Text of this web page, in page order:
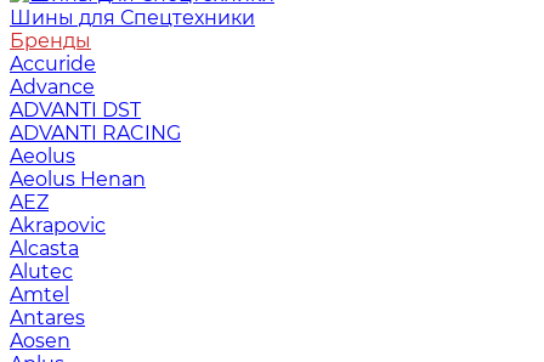
Шины для Спецтехники
Бренды
Accuride
Advance
ADVANTI DST
ADVANTI RACING
Aeolus
Aeolus Henan
AEZ
Akrapovic
Alcasta
Alutec
Amtel
Antares
Aosen